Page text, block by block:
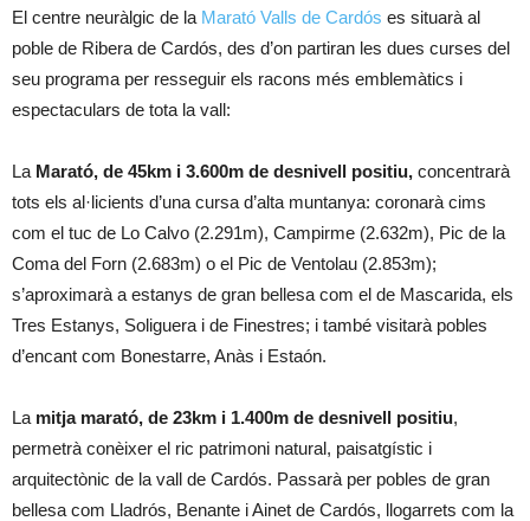
El centre neuràlgic de la Marató Valls de Cardós es situarà al
poble de Ribera de Cardós, des d’on partiran les dues curses del
seu programa per resseguir els racons més emblemàtics i
espectaculars de tota la vall:
La Marató, de 45km i 3.600m de desnivell positiu, concentrarà
tots els al·licients d’una cursa d’alta muntanya: coronarà cims
com el tuc de Lo Calvo (2.291m), Campirme (2.632m), Pic de la
Coma del Forn (2.683m) o el Pic de Ventolau (2.853m);
s’aproximarà a estanys de gran bellesa com el de Mascarida, els
Tres Estanys, Soliguera i de Finestres; i també visitarà pobles
d’encant com Bonestarre, Anàs i Estaón.
La mitja marató, de 23km i 1.400m de desnivell positiu,
permetrà conèixer el ric patrimoni natural, paisatgístic i
arquitectònic de la vall de Cardós. Passarà per pobles de gran
bellesa com Lladrós, Benante i Ainet de Cardós, llogarrets com la